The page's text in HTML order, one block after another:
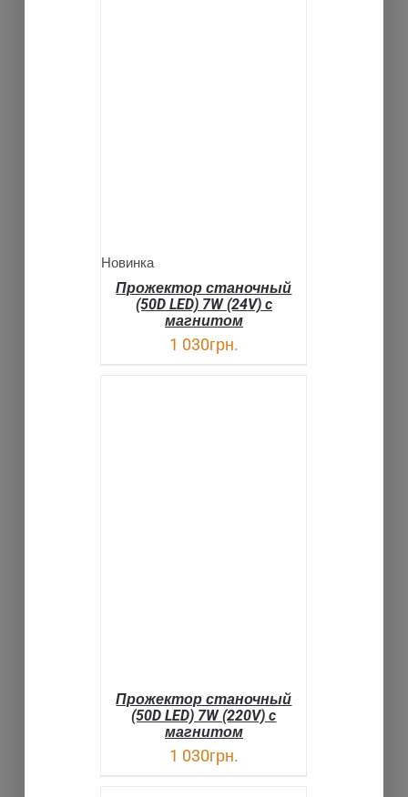
Новинка
Прожектор станочный
(50D LED) 7W (24V) c
магнитом
1 030грн.
Прожектор станочный
(50D LED) 7W (220V) c
магнитом
1 030грн.